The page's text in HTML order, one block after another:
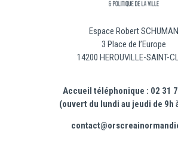
Espace Robert SCHUMAN
3 Place de l’Europe
14200 HEROUVILLE-SAINT-
Accueil téléphonique : 02 31
(ouvert du lundi au jeudi de 9h